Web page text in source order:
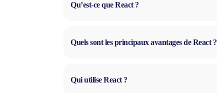
Qu’est-ce que React ?
Quels sont les principaux avantages de React ?
Qui utilise React ?